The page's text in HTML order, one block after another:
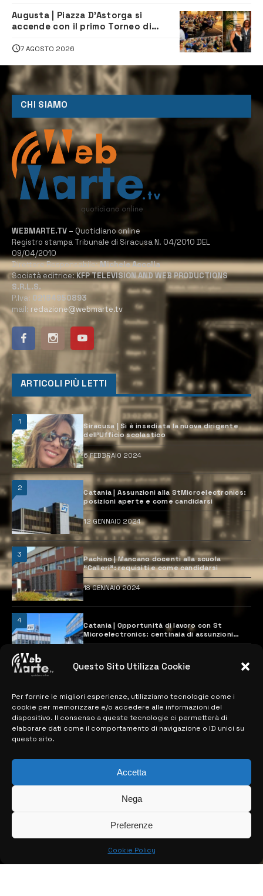
Questo Sito Utilizza Cookie
Per fornire le migliori esperienze, utilizziamo tecnologie come i
cookie per memorizzare e/o accedere alle informazioni del
dispositivo. Il consenso a queste tecnologie ci permetterà di
elaborare dati come il comportamento di navigazione o ID unici su
questo sito.
Accetta
Nega
Preferenze
Cookie Policy
Augusta | Piazza D’Astorga si
accende con il primo Torneo di
7 AGOSTO 2026
CHI SIAMO
WEBMARTE.TV – Quotidiano online
Registro stampa Tribunale di Siracusa N. 04/2010 DEL
09/04/2010
Direttore Responsabile:Michele Accolla
Società editrice:KFP TELEVISION AND WEB PRODUCTIONS
S.R.L.S.
P.Iva: 02184950893
mail: redazione@webmarte.tv
ARTICOLI PIÙ LETTI
1
Siracusa | Si è insediata la nuova dirigente
dell’Ufficio scolastico
6 FEBBRAIO 2024
2
Catania | Assunzioni alla StMicroelectronics:
posizioni aperte e come candidarsi
12 GENNAIO 2024
3
Pachino | Mancano docenti alla scuola
“Calleri”: requisiti e come candidarsi
18 GENNAIO 2024
4
Catania | Opportunità di lavoro con St
Microelectronics: centinaia di assunzioni
previste
MAPPA DEL SITO
> NOTIZIE